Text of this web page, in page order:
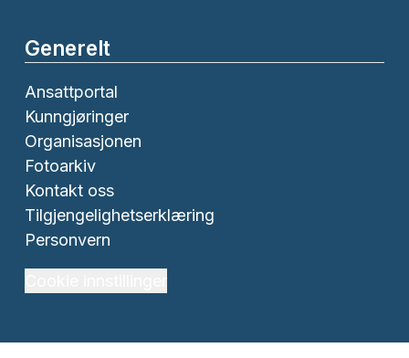
Generelt
Ansattportal
Kunngjøringer
Organisasjonen
Fotoarkiv
Kontakt oss
Tilgjengelighetserklæring
Personvern